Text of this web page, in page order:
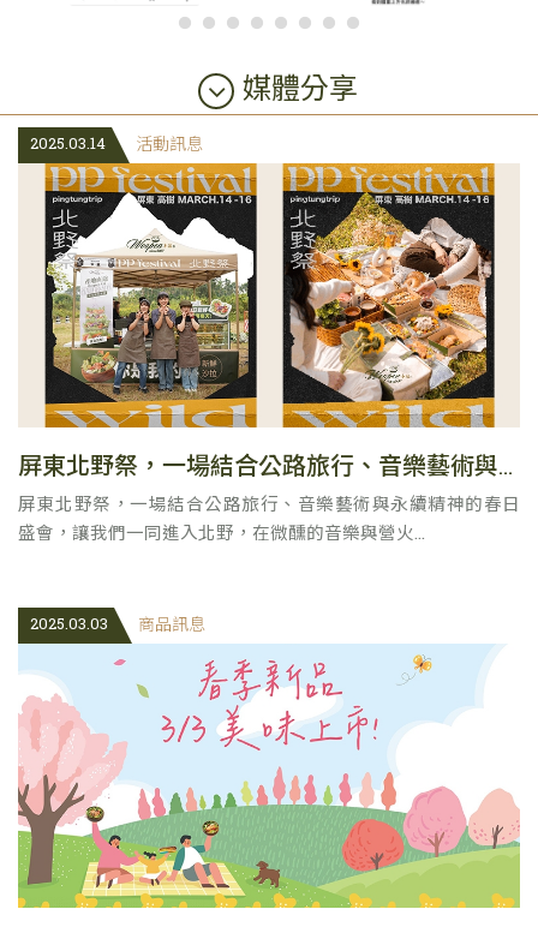
媒體分享
2025.03.14 活動訊息
屏東北野祭，一場結合公路旅行、音樂藝術與永續精神的春日盛會
屏東北野祭，一場結合公路旅行、音樂藝術與永續精神的春日
盛會，讓我們一同進入北野，在微醺的音樂與營火...
2025.03.03 商品訊息